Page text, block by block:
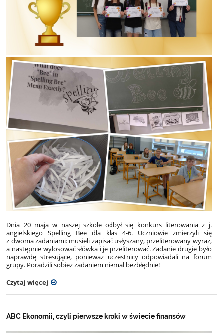
Dnia 20 maja w naszej szkole odbył się konkurs literowania z j.
angielskiego Spelling Bee dla klas 4-6. Uczniowie zmierzyli się
z dwoma zadaniami: musieli zapisać usłyszany, przeliterowany wyraz,
a następnie wylosować słówka i je przeliterować. Zadanie drugie było
naprawdę stresujące, ponieważ uczestnicy odpowiadali na forum
grupy. Poradzili sobiez zadaniem niemal bezbłędnie!
Czytaj więcej
ABC Ekonomii, czyli pierwsze kroki w świecie finansów